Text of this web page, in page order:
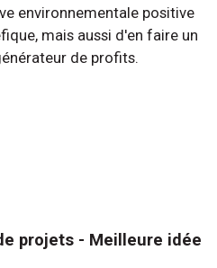
environnementale positive
mais aussi d'en faire un
de profits.
projets - Meilleure idée